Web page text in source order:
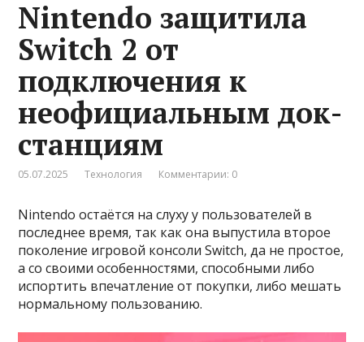
Nintendo защитила
Switch 2 от
подключения к
неофициальным док-
станциям
05.07.2025 Технология Комментарии: 0
Nintendo остаётся на слуху у пользователей в
последнее время, так как она выпустила второе
поколение игровой консоли Switch, да не простое,
а со своими особенностями, способными либо
испортить впечатление от покупки, либо мешать
нормальному пользованию.